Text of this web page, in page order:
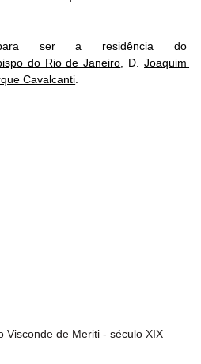
ser a residência do
do Rio de Janeiro , D. Joaquim
Cavalcanti
Visconde de Meriti - século XIX